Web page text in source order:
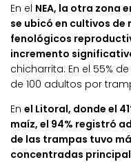
En el NEA, la otra zona
se ubicó en cultivos
fenológicos
incremento
chicharrita. En el 55%
de 100 adultos por
En el Litoral, donde el
maíz, el 94% registró
de las trampas tuvo
concentradas